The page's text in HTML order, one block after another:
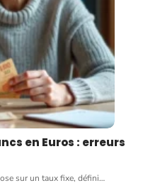
en Euros : erreurs
sur un taux fixe, défini…